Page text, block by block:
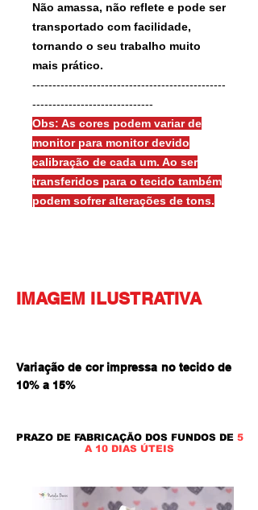
Não amassa, não reflete e pode ser
transportado com facilidade,
tornando o seu trabalho muito
mais prático.
------------------------------------------------
------------------------------
Obs: As cores podem variar de
monitor para monitor devido
calibração de cada um. Ao ser
transferidos para o tecido também
podem sofrer alterações de tons.
IMAGEM ILUSTRATIVA
Variação de cor impressa no tecido de
10% a 15%
PRAZO DE FABRICAÇÃO DOS FUNDOS DE 5
A 10 DIAS ÚTEIS